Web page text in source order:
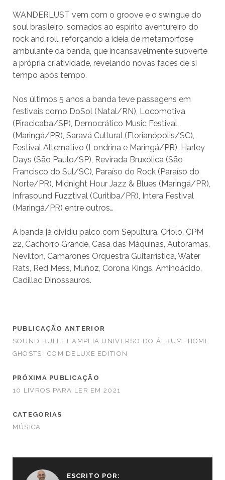
WANDERLUST vem com o groove e o swingue do
soul brasileiro, somados ao espírito aventureiro do
rock and roll, reforçando a ideia de metamorfose
ambulante da banda, que incansavelmente subverte
a própria criatividade, revelando novas faces de si
tempo após tempo.
Nos últimos 5 anos a banda teve passagens em
festivais como DoSol (Natal/RN), Locomotiva
(Piracicaba/SP), Democrático Music Festival
(Maringá/PR), Saravá Cultural (Florianópolis/SC),
Festival Alternativo (Londrina e Maringá/PR), Harley
Days (São Paulo/SP), Revirada Bruxólica (São
Francisco do Sul/SC), Paraíso do Rock (Paraíso do
Norte/PR), Midnight Hour Jazz & Blues (Maringá/PR),
Infrasound Fuzztival (Curitiba/PR), Intera Festival
(Maringá/PR) entre outros…
A banda já dividiu palco com Sepultura, Criolo, CPM
22, Cachorro Grande, Casa das Máquinas, Autoramas,
Nevilton, Camarones Orquestra Guitarrística, Water
Rats, Red Mess, Muñoz, Corona Kings, Aminoácido,
Cadillac Dinossauros.
PUBLICAÇÃO ANTERIOR
SOUND BULLET AMPLIA UNIVERSO DO ÁLBUM “HOME
GHOSTS” COM DELUXE EDITION
PRÓXIMA PUBLICAÇÃO
10 LIVROS PARA LER EM 2021
CATEGORIAS
MÚSICA
ESCRITO POR: